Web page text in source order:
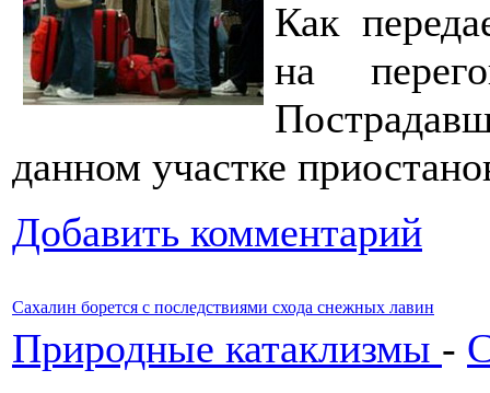
Как
на
данном участке
Добавить комментарий
Сахалин борется с последствиями схода снежных лавин
Природные катаклизмы -